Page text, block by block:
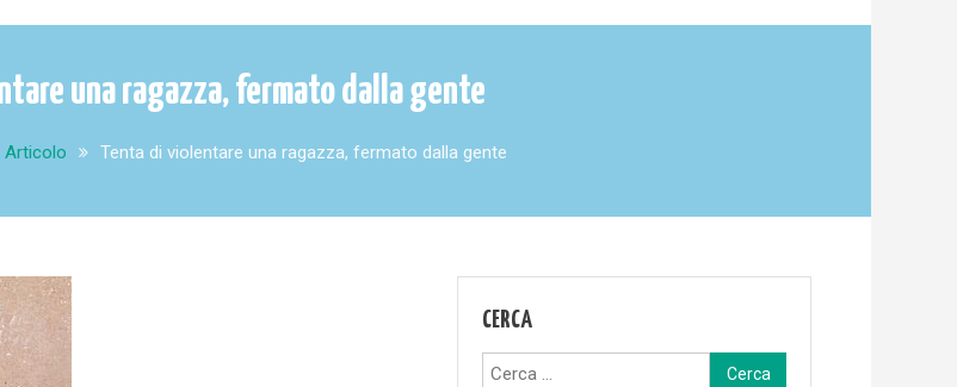
una ragazza, fermato dalla gente
Articolo Tenta di violentare una ragazza, fermato dalla gente
CERCA
Ricerca